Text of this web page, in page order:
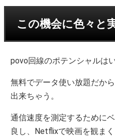
この機会に色々と
povo回線のポテンシャルはい
無料でデータ使い放題だか
出来ちゃう。
通信速度を測定するために
良し、Netflixで映画を観ま